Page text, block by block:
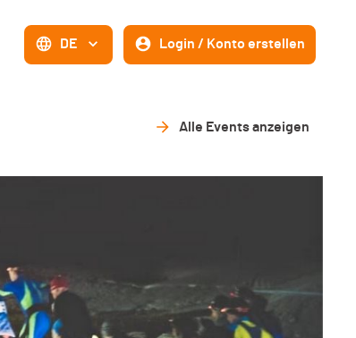
DE Login / Konto erstellen
Alle Events anzeigen